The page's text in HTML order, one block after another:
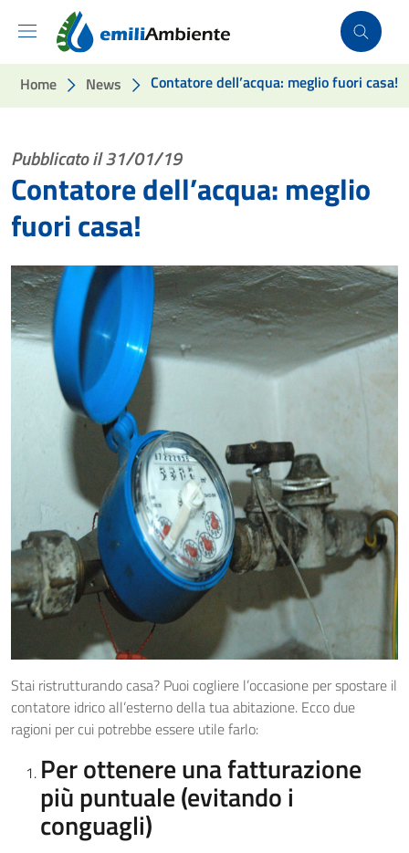
Vai ai contenuti
Vai al footer
Home News Contatore dell’acqua: meglio fuori casa!
Pubblicato il 31/01/19
Contatore dell’acqua: meglio
fuori casa!
Stai ristrutturando casa? Puoi cogliere l’occasione per spostare il
contatore idrico all’esterno della tua abitazione. Ecco due
ragioni per cui potrebbe essere utile farlo:
Per ottenere una fatturazione
più puntuale (evitando i
conguagli)